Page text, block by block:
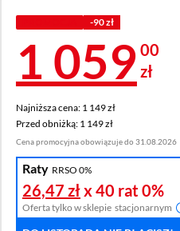
-90 zł
Cena 1
1 059 00
zł
Najniższa cena: 1 149 zł
Najniższa cena: 1 149 zł
Przed obniżką: 1 149 zł
Przed obniżką: 1 149 zł
Cena promocyjna obowiązuje do 31.08.2026
Raty RRSO 0%
26,47 złx 40 rat0%
Oferta tylko w sklepie stacjonarnym